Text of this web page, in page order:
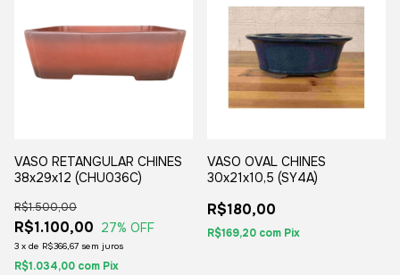
VASO RETANGULAR CHINES
38x29x12 (CHU036C)
R$1.100,00
R$1.500,00
27% OFF
3 x de R$366,67 sem juros
R$1.034,00 com Pix
VASO OVAL CHINES
30x21x10,5 (SY4A)
R$180,00
R$169,20 com Pix